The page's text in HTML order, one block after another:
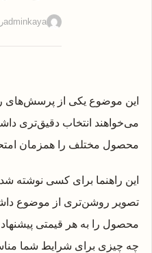
adminkaya
این موضوع یکی از پرسش‌های
می‌خواهند انتخاب دقیق‌تری
محصول مختلف را همزمان
این راهنما برای کسی نوشته
تصویر روشن‌تری از موضوع
محصول را به هر قیمتی
چه چیزی برای شرایط شما